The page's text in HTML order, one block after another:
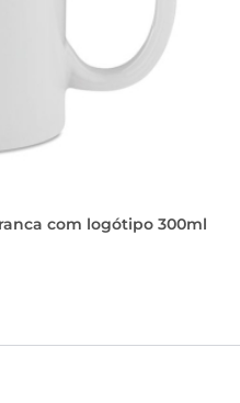
com logótipo 300ml